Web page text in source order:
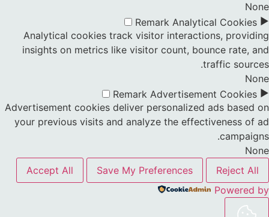
None
►
Analytical Cookies
Remark
Analytical cookies track visitor interactions, providing
insights on metrics like visitor count, bounce rate, and
traffic sources.
None
►
Advertisement Cookies
Remark
Advertisement cookies deliver personalized ads based on
your previous visits and analyze the effectiveness of ad
campaigns.
None
Reject All
Save My Preferences
Accept All
Powered by